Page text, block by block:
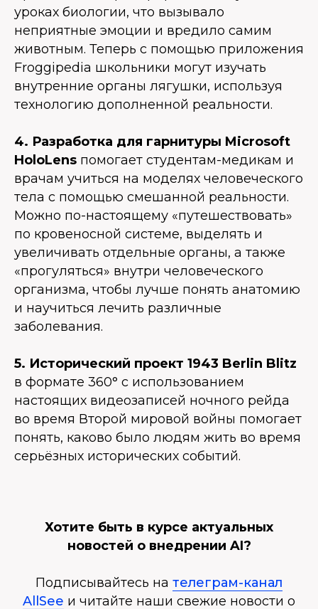
уроках биологии, что вызывало
неприятные эмоции и вредило самим
животным. Теперь с помощью приложения
Froggipedia школьники могут изучать
внутренние органы лягушки, используя
технологию дополненной реальности.
4. Разработка для гарнитуры Microsoft
HoloLens помогает студентам-медикам и
врачам учиться на моделях человеческого
тела с помощью смешанной реальности.
Можно по-настоящему «путешествовать»
по кровеносной системе, выделять и
увеличивать отдельные органы, а также
«прогуляться» внутри человеческого
организма, чтобы лучше понять анатомию
и научиться лечить различные
заболевания.
5. Исторический проект 1943 Berlin Blitz
в формате 360° с использованием
настоящих видеозаписей ночного рейда
во время Второй мировой войны помогает
понять, каково было людям жить во время
серьёзных исторических событий.
Хотите быть в курсе актуальных
новостей о внедрении AI?
Подписывайтесь на телеграм-канал
AllSee и читайте наши свежие новости о